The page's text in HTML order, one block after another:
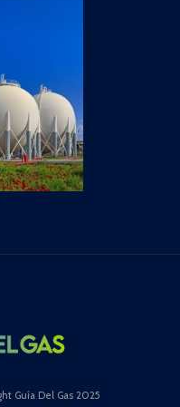
Guía Del Gas 2025